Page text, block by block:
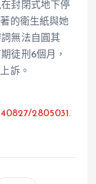
封閉式地下停
的衛生紙與她
無法自圓其
徒刑6個月，
訴。
2805031.